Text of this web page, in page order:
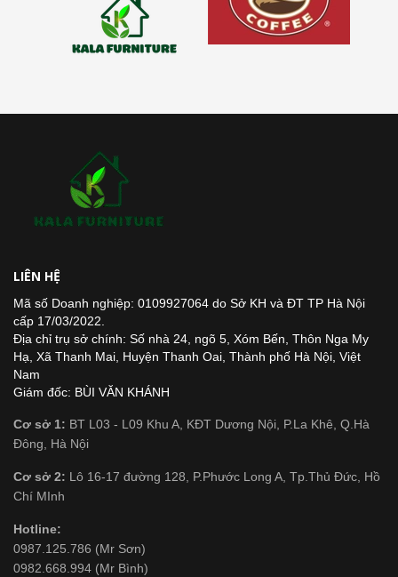
LIÊN HỆ
Mã số Doanh nghiệp: 0109927064 do Sở KH và ĐT TP Hà Nội
cấp 17/03/2022.
Địa chỉ trụ sở chính: Số nhà 24, ngõ 5, Xóm Bến, Thôn Nga My
Hạ, Xã Thanh Mai, Huyện Thanh Oai, Thành phố Hà Nội, Việt
Nam
Giám đốc: BÙI VĂN KHÁNH
Cơ sở 1: BT L03 - L09 Khu A, KĐT Dương Nội, P.La Khê, Q.Hà
Đông, Hà Nội
Cơ sở 2: Lô 16-17 đường 128, P.Phước Long A, Tp.Thủ Đức, Hồ
Chí MInh
Hotline:
0987.125.786 (Mr Sơn)
0982.668.994 (Mr Bình)